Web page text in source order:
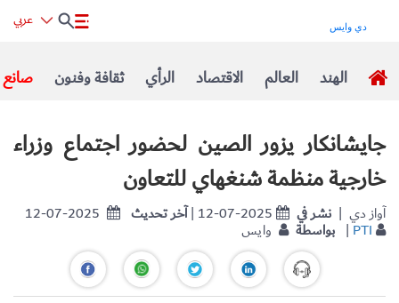
صانع ثقافة وفنون الرأي الاقتصاد العالم الهند
جايشانكار يزور الصين لحضور اجتماع وزراء
خارجية منظمة شنغهاي للتعاون
12-07-2025 آخر تحديث| 12-07-2025 نشر في | آواز دي
بواسطة |PTI